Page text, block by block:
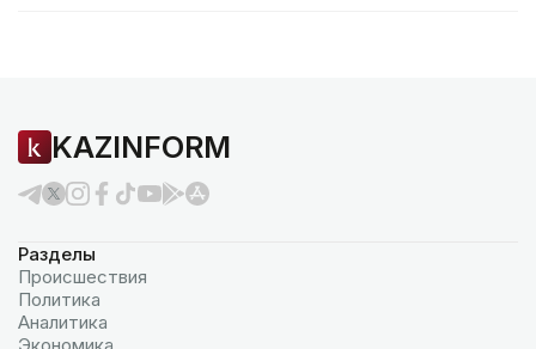
KAZINFORM
Разделы
Происшествия
Политика
Аналитика